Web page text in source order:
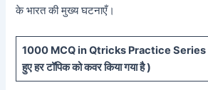
के भारत की मुख्य घटनाएँ।
1000 MCQ in Qtricks Practice Series
हुएहर टॉपिक को कवर किया गया है )